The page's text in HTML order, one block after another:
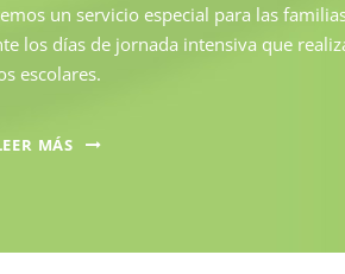
un servicio especial para las
los días de jornada intensiva que
escolares.
MÁS